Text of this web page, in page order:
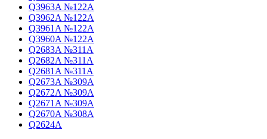
Q3963A №122A
Q3962A №122A
Q3961A №122A
Q3960A №122A
Q2683A №311A
Q2682A №311A
Q2681A №311A
Q2673A №309A
Q2672A №309A
Q2671A №309A
Q2670A №308A
Q2624A